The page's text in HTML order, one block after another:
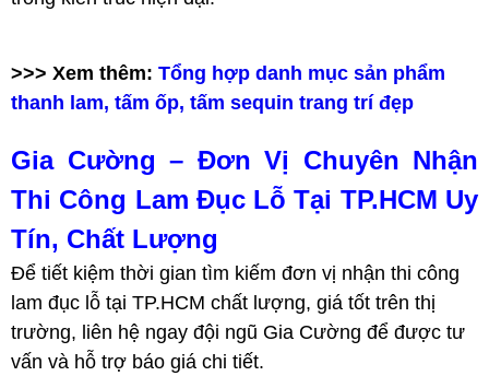
>>> Xem thêm: Tổng hợp danh mục sản phẩm
thanh lam, tấm ốp, tấm sequin trang trí đẹp
Gia Cường – Đơn Vị Chuyên Nhận
Thi Công Lam Đục Lỗ Tại TP.HCM Uy
Tín, Chất Lượng
Để tiết kiệm thời gian tìm kiếm đơn vị nhận thi công
lam đục lỗ tại TP.HCM chất lượng, giá tốt trên thị
trường, liên hệ ngay đội ngũ Gia Cường để được tư
vấn và hỗ trợ báo giá chi tiết.